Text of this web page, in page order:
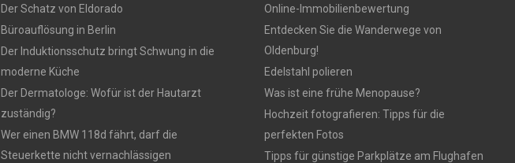
Der Schatz von Eldorado
Büroauflösung in Berlin
Der Induktionsschutz bringt Schwung in die
moderne Küche
Der Dermatologe: Wofür ist der Hautarzt
zuständig?
Wer einen BMW 118d fährt, darf die
Steuerkette nicht vernachlässigen
Online-Immobilienbewertung
Entdecken Sie die Wanderwege von
Oldenburg!
Edelstahl polieren
Was ist eine frühe Menopause?
Hochzeit fotografieren: Tipps für die
perfekten Fotos
Tipps für günstige Parkplätze am Flughafen